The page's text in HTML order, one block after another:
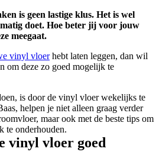
is geen lastige klus. Het is wel
doet. Hoe beter jij voor jouw
meegaat.
vinyl vloerhebt laten leggen, dan wil
om deze zo goed mogelijk te
is door de vinyl vloer wekelijks te
helpen je niet alleen graag verder
maar ook met de beste tips om
te onderhouden.
vinyl vloer goed